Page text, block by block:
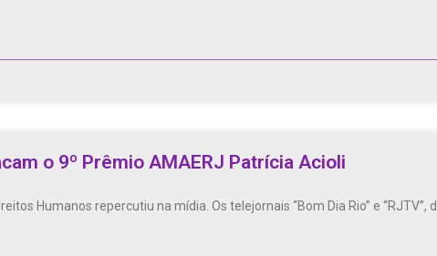
o 9º Prêmio AMAERJ Patrícia Acioli
Humanos repercutiu na mídia. Os telejornais “Bom Dia Rio” e “RJTV”,